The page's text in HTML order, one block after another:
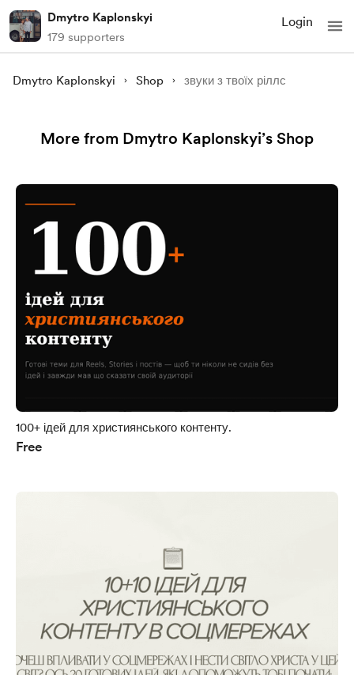
Dmytro Kaplonskyi
179 supporters
Login
Dmytro Kaplonskyi Shop звуки з твоїх ріллс
More from Dmytro Kaplonskyi’s Shop
100+ ідей для християнського контенту.
Free